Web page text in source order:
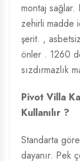
montaj
zehirli madde
şerit. ,
önler . 1260
sızdırmazlık
Pivot Villa
Kullanılır ?
Standarta
dayanır. Pek